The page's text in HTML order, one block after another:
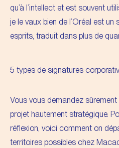
qu’à l’intellect et est souvent
je le vaux bien de l’Oréal est
esprits, traduit dans plus de
5 types de signatures
Vous vous demandez
projet hautement stratégique.
réflexion, voici comment on
territoires possibles chez